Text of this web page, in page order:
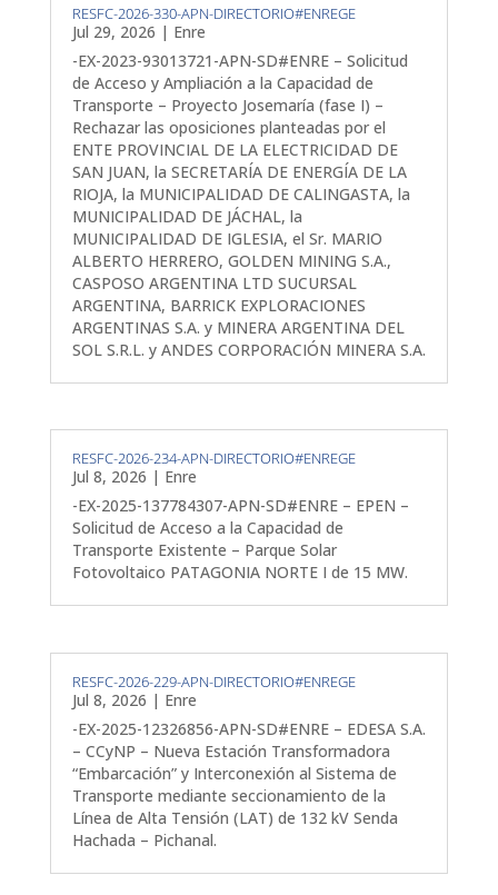
RESFC-2026-330-APN-DIRECTORIO#ENREGE
Jul 29, 2026 | Enre
-EX-2023-93013721-APN-SD#ENRE – Solicitud
de Acceso y Ampliación a la Capacidad de
Transporte – Proyecto Josemaría (fase I) –
Rechazar las oposiciones planteadas por el
ENTE PROVINCIAL DE LA ELECTRICIDAD DE
SAN JUAN, la SECRETARÍA DE ENERGÍA DE LA
RIOJA, la MUNICIPALIDAD DE CALINGASTA, la
MUNICIPALIDAD DE JÁCHAL, la
MUNICIPALIDAD DE IGLESIA, el Sr. MARIO
ALBERTO HERRERO, GOLDEN MINING S.A.,
CASPOSO ARGENTINA LTD SUCURSAL
ARGENTINA, BARRICK EXPLORACIONES
ARGENTINAS S.A. y MINERA ARGENTINA DEL
SOL S.R.L. y ANDES CORPORACIÓN MINERA S.A.
RESFC-2026-234-APN-DIRECTORIO#ENREGE
Jul 8, 2026 | Enre
-EX-2025-137784307-APN-SD#ENRE – EPEN –
Solicitud de Acceso a la Capacidad de
Transporte Existente – Parque Solar
Fotovoltaico PATAGONIA NORTE I de 15 MW.
RESFC-2026-229-APN-DIRECTORIO#ENREGE
Jul 8, 2026 | Enre
-EX-2025-12326856-APN-SD#ENRE – EDESA S.A.
– CCyNP – Nueva Estación Transformadora
“Embarcación” y Interconexión al Sistema de
Transporte mediante seccionamiento de la
Línea de Alta Tensión (LAT) de 132 kV Senda
Hachada – Pichanal.